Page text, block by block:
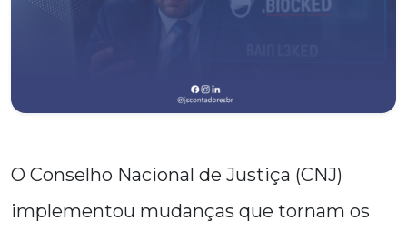
O Conselho Nacional de Justiça (CNJ)
implementou mudanças que tornam os